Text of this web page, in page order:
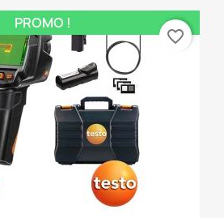
PROMO !
favorite_border